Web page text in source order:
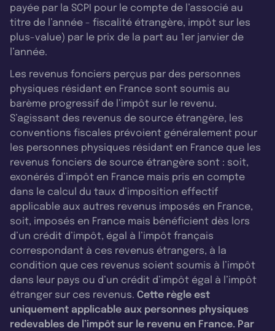
payée par la SCPI pour le compte de l’associé au
titre de l’année - fiscalité étrangère, impôt sur les
plus-value) par le prix de la part au 1er janvier de
l’année.
Les revenus fonciers perçus par des personnes
physiques résidant en France sont soumis au
barème progressif de l’impôt sur le revenu.
S’agissant des revenus de source étrangère, les
conventions fiscales prévoient généralement pour
les personnes physiques résidant en France que les
revenus fonciers de source étrangère sont : soit,
exonérés d’impôt en France mais pris en compte
dans le calcul du taux d’imposition effectif
applicable aux autres revenus imposés en France,
soit, imposés en France mais bénéficient dès lors
d’un crédit d’impôt, égal à l’impôt français
correspondant à ces revenus étrangers, à la
condition que ces revenus soient soumis à l’impôt
dans leur pays ou d’un crédit d’impôt égal à l’impôt
étranger sur ces revenus. Cette règle est
uniquement applicable aux personnes physiques
redevables de l’impôt sur le revenu en France. Par